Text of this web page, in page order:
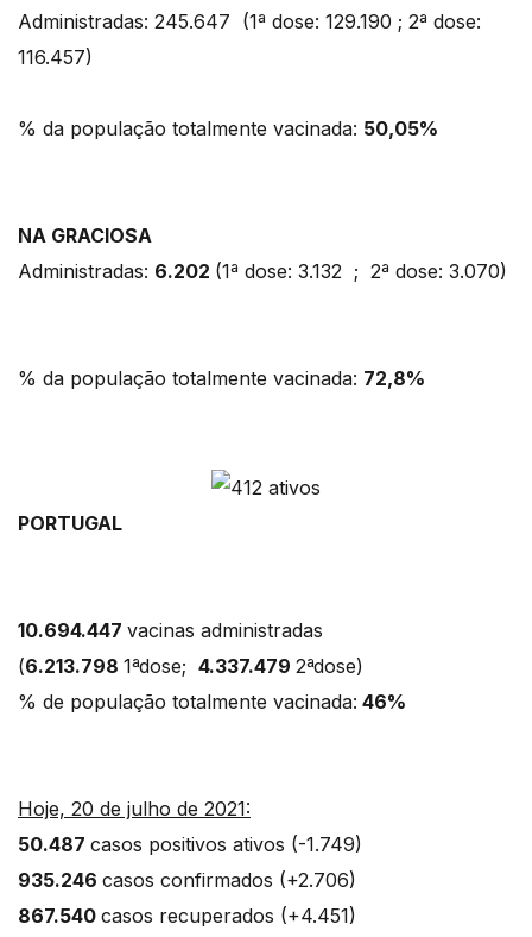
Administradas: 245.647 (1ª dose: 129.190 ; 2ª dose:
116.457)
% da população totalmente vacinada: 50,05%
NA GRACIOSA
Administradas: 6.202 (1ª dose: 3.132 ; 2ª dose: 3.070)
% da população totalmente vacinada: 72,8%
PORTUGAL
10.694.447 vacinas administradas
(6.213.798 1ªdose; 4.337.479 2ªdose)
% de população totalmente vacinada: 46%
Hoje, 20 de julho de 2021:
50.487 casos positivos ativos (-1.749)
935.246 casos confirmados (+2.706)
867.540 casos recuperados (+4.451)